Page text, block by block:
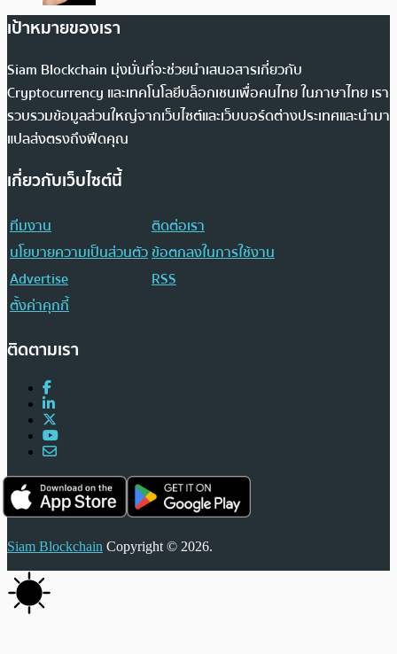
เป้าหมายของเรา
Siam Blockchain มุ่งมั่นที่จะช่วยนำเสนอสารเกี่ยวกับ
Cryptocurrency และเทคโนโลยีบล็อกเชนเพื่อคนไทย ในภาษาไทย เรา
รวบรวมข้อมูลส่วนใหญ่จากเว็บไซต์และเว็บบอร์ดต่างประเทศและนำมา
แปลส่งตรงถึงฟีดคุณ
เกี่ยวกับเว็บไซต์นี้
ทีมงาน
ติดต่อเรา
นโยบายความเป็นส่วนตัวข้อตกลงในการใช้งาน
Advertise
RSS
ตั้งค่าคุกกี้
ติดตามเรา
Siam Blockchain Copyright © 2026.